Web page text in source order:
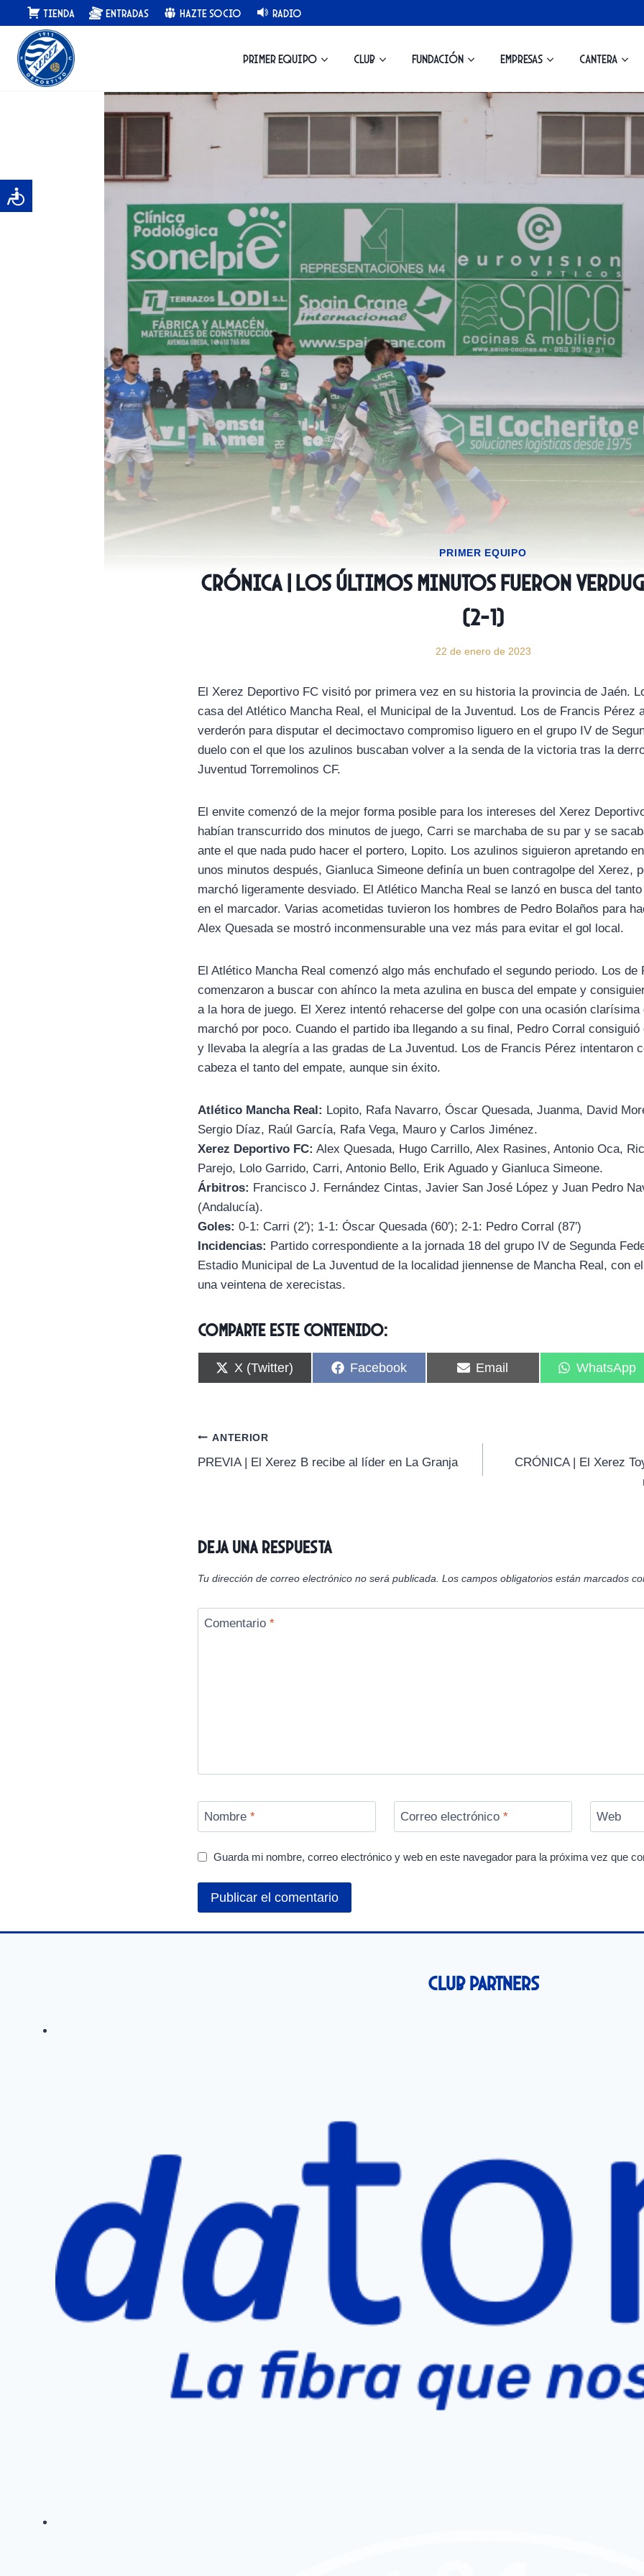
Saltar
al
contenido
Tienda Entradas Hazte Socio Radio
Primer equipo Club Fundación Empresas Cantera
PRIMER EQUIPO
CRÓNICA | Los últimos minutos fueron
(2-1)
22 de enero de 2023
El Xerez Deportivo FC visitó por primera vez en su historia la provincia de Jaén.
casa del Atlético Mancha Real, el Municipal de la Juventud. Los de Francis Pérez
verderón para disputar el decimoctavo compromiso liguero en el grupo IV de
duelo con el que los azulinos buscaban volver a la senda de la victoria tras la
Juventud Torremolinos CF.
El envite comenzó de la mejor forma posible para los intereses del Xerez
habían transcurrido dos minutos de juego, Carri se marchaba de su par y se
ante el que nada pudo hacer el portero, Lopito. Los azulinos siguieron apretando
unos minutos después, Gianluca Simeone definía un buen contragolpe del Xerez,
marchó ligeramente desviado. El Atlético Mancha Real se lanzó en busca del
en el marcador. Varias acometidas tuvieron los hombres de Pedro Bolaños para
Alex Quesada se mostró inconmensurable una vez más para evitar el gol local.
El Atlético Mancha Real comenzó algo más enchufado el segundo periodo. Los de
comenzaron a buscar con ahínco la meta azulina en busca del empate y
a la hora de juego. El Xerez intentó rehacerse del golpe con una ocasión clarísima
marchó por poco. Cuando el partido iba llegando a su final, Pedro Corral
y llevaba la alegría a las gradas de La Juventud. Los de Francis Pérez intentaron
cabeza el tanto del empate, aunque sin éxito.
Atlético Mancha Real: Lopito, Rafa Navarro, Óscar Quesada, Juanma, David
Sergio Díaz, Raúl García, Rafa Vega, Mauro y Carlos Jiménez.
Xerez Deportivo FC: Alex Quesada, Hugo Carrillo, Alex Rasines, Antonio Oca,
Parejo, Lolo Garrido, Carri, Antonio Bello, Erik Aguado y Gianluca Simeone.
Árbitros: Francisco J. Fernández Cintas, Javier San José López y Juan Pedro
(Andalucía).
Goles: 0-1: Carri (2′); 1-1: Óscar Quesada (60′); 2-1: Pedro Corral (87′)
Incidencias: Partido correspondiente a la jornada 18 del grupo IV de Segunda
Estadio Municipal de La Juventud de la localidad jiennense de Mancha Real, con
una veintena de xerecistas.
Comparte este contenido:
C
o
r
t
i
r
X (Twitter)
C
o
i
r
Facebook
C
o
Email
C
o
r
WhatsApp
Navegación
de
ANTERIOR
PREVIA | El Xerez B recibe al líder en La Granja
CRÓNICA | El Xerez
Deja una respuesta
Tu dirección de correo electrónico no será publicada. Los campos obligatorios están marcados
Comentario *
Nombre * Correo electrónico * Web
Guarda mi nombre, correo electrónico y web en este navegador para la próxima vez que
Club Partners